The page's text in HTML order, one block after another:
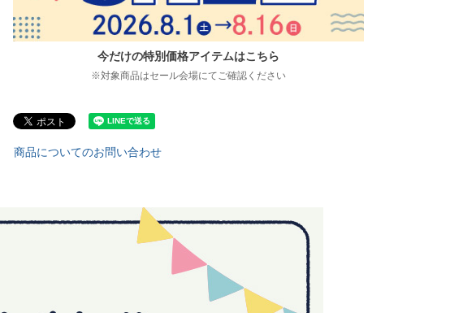
今だけの特別価格アイテムはこちら
※対象商品はセール会場にてご確認ください
商品についてのお問い合わせ